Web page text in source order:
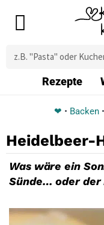
Main
Suche
Rezepte
❤ • Backen •
Heidelbeer-
Was wäre ein
Sünde… oder